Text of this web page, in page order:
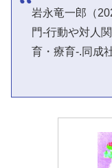
岩永竜一郎（
門-行動や対人
育・療育-.同成